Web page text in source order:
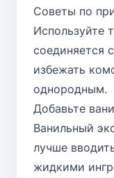
Советы по
Используйте
соединяется
избежать
однородным.
Добавьте
Ванильный
лучше
жидкими